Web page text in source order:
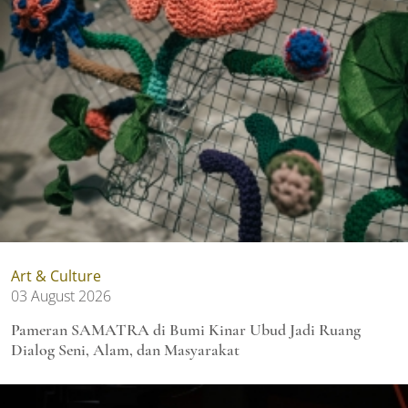
Art & Culture
03 August 2026
Pameran SAMATRA di Bumi Kinar Ubud Jadi Ruang
Dialog Seni, Alam, dan Masyarakat